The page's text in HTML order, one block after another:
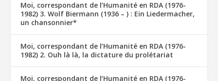
Moi, correspondant de l’Humanité en RDA (1976-
1982) 3. Wolf Biermann (1936 – ) : Ein Liedermacher,
un chansonnier*
Moi, correspondant de l’Humanité en RDA (1976-
1982) 2. Ouh là là, la dictature du prolétariat
Moi, correspondant de l’Humanité en RDA (1976-